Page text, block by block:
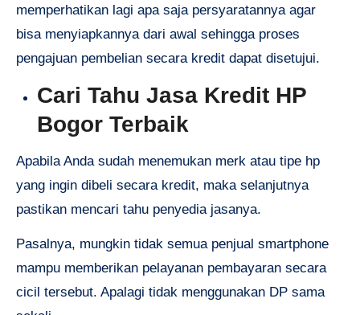
memperhatikan lagi apa saja persyaratannya agar
bisa menyiapkannya dari awal sehingga proses
pengajuan pembelian secara kredit dapat disetujui.
Cari Tahu Jasa Kredit HP
Bogor Terbaik
Apabila Anda sudah menemukan merk atau tipe hp
yang ingin dibeli secara kredit, maka selanjutnya
pastikan mencari tahu penyedia jasanya.
Pasalnya, mungkin tidak semua penjual smartphone
mampu memberikan pelayanan pembayaran secara
cicil tersebut. Apalagi tidak menggunakan DP sama